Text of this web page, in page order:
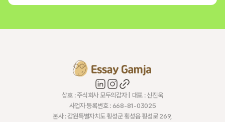
상호 : 주식회사 모두의감자 | 대표 : 신진욱
사업자 등록번호 : 668-81-03025
본사 : 강원특별자치도 횡성군 횡성읍 횡성로 269,